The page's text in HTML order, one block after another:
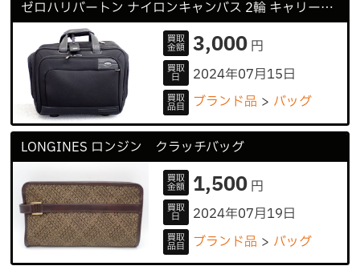
ゼロハリバートン ナイロンキャンバス 2輪 キャリーバッグ キャリーケース
買取
金額 3,000円
買取
日 2024年07月15日
買取
品目 ブランド品 バッグ
LONGINES ロンジン クラッチバッグ
買取
金額 1,500円
買取
日 2024年07月19日
買取
品目 ブランド品 バッグ